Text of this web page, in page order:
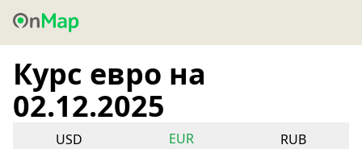
Курс евро на
02.12.2025
USD EUR
RUB